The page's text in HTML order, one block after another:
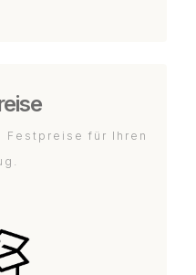
Festpreise für Ihren